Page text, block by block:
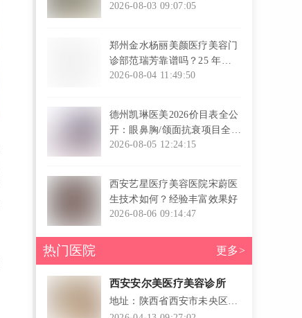
射塑形
2026-08-03 09:07:05
郑州金水杨丽美颜医疗美容门
诊部范瑞芳靠谱吗？25 年资
历+独创疗法实力认证
2026-08-04 11:49:50
德州凯琳医美2026价目表全公
开：眼鼻胸/颌面抗衰项目全覆
盖，双眼皮1499元起+正规资
2026-08-05 12:24:15
西安艺星医疗美容医院宋蔚医
生技术如何？经验丰富效果好
2026-08-06 09:14:47
热门医院 更多>
西安安尔美医疗美容诊所
地址：陕西省西安市未央区凤
城五路银池品智天下15楼